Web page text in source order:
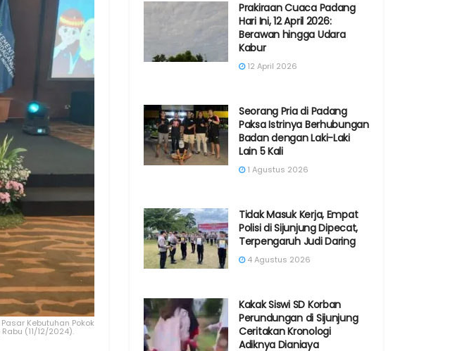
Kebutuhan Pokok
(11/12/2024).
Prakiraan Cuaca Padang
Hari Ini, 12 April 2026:
Berawan hingga Udara
Kabur
12 April 2026
Seorang Pria di Padang
Paksa Istrinya Berhubungan
Badan dengan Laki-Laki
Lain 5 Kali
1 Agustus 2026
Tidak Masuk Kerja, Empat
Polisi di Sijunjung Dipecat,
Terpengaruh Judi Daring
4 Agustus 2026
Kakak Siswi SD Korban
Perundungan di Sijunjung
Ceritakan Kronologi
Adiknya Dianiaya